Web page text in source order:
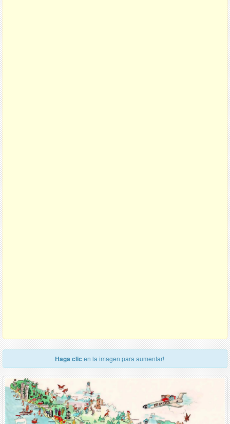
Haga clic en la imagen para aumentar!